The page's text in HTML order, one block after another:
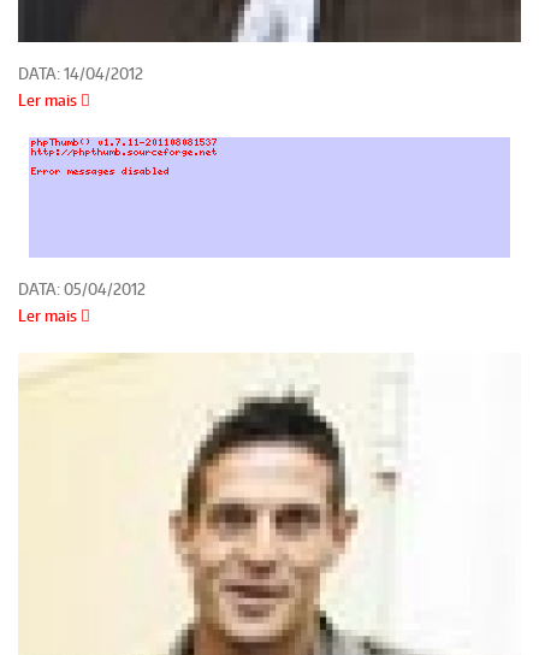
DATA:14/04/2012
Ler mais
DATA:05/04/2012
Ler mais